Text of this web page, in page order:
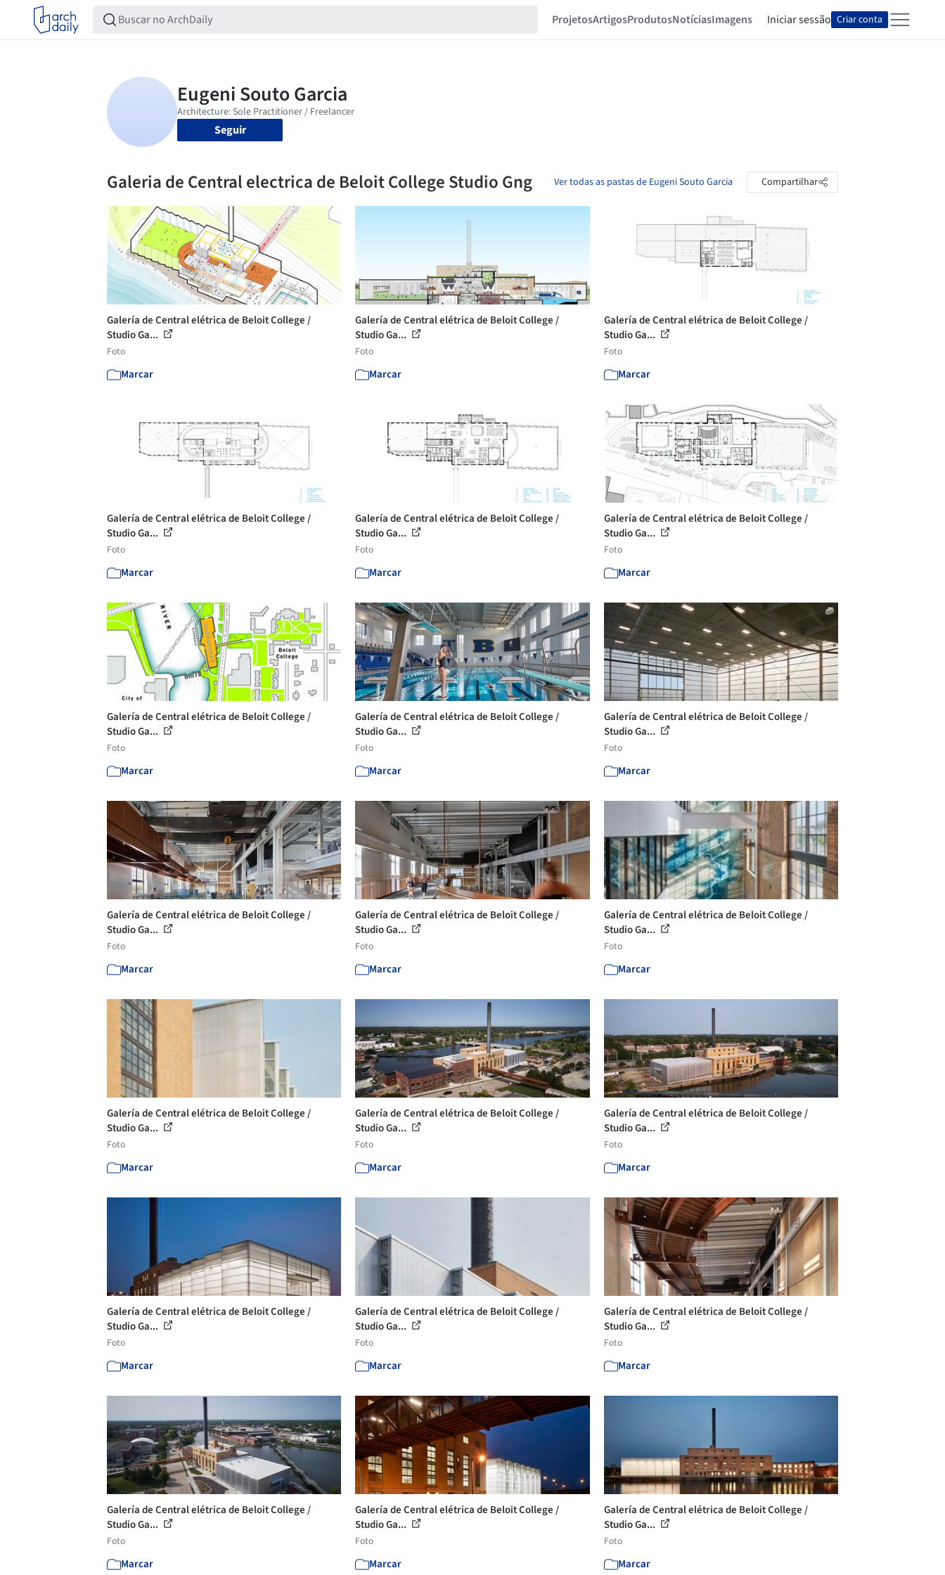
ProjetosArtigosProdutosNotíciasImagens Iniciar sessão Criar conta
Seguir
Galeria de Central electrica de Beloit College Studio Gng Ver todas as pastas de Eugeni Souto Garcia Compartilhar
Galería de Central elétrica de Beloit College /
Studio Ga...
Foto
Marcar
Galería de Central elétrica de Beloit College /
Studio Ga...
Foto
Marcar
Galería de Central elétrica de Beloit College /
Studio Ga...
Foto
Marcar
Galería de Central elétrica de Beloit College /
Studio Ga...
Foto
Marcar
Galería de Central elétrica de Beloit College /
Studio Ga...
Foto
Marcar
Galería de Central elétrica de Beloit College /
Studio Ga...
Foto
Marcar
Galería de Central elétrica de Beloit College /
Studio Ga...
Foto
Marcar
Galería de Central elétrica de Beloit College /
Studio Ga...
Foto
Marcar
Galería de Central elétrica de Beloit College /
Studio Ga...
Foto
Marcar
Galería de Central elétrica de Beloit College /
Studio Ga...
Foto
Marcar
Galería de Central elétrica de Beloit College /
Studio Ga...
Foto
Marcar
Galería de Central elétrica de Beloit College /
Studio Ga...
Foto
Marcar
Galería de Central elétrica de Beloit College /
Studio Ga...
Foto
Marcar
Galería de Central elétrica de Beloit College /
Studio Ga...
Foto
Marcar
Galería de Central elétrica de Beloit College /
Studio Ga...
Foto
Marcar
Galería de Central elétrica de Beloit College /
Studio Ga...
Foto
Marcar
Galería de Central elétrica de Beloit College /
Studio Ga...
Foto
Marcar
Galería de Central elétrica de Beloit College /
Studio Ga...
Foto
Marcar
Galería de Central elétrica de Beloit College /
Studio Ga...
Foto
Marcar
Galería de Central elétrica de Beloit College /
Studio Ga...
Foto
Marcar
Galería de Central elétrica de Beloit College /
Studio Ga...
Foto
Marcar